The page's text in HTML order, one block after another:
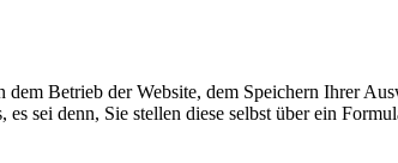
Betrieb der Website, dem Speichern Ihrer
sei denn, Sie stellen diese selbst über ein